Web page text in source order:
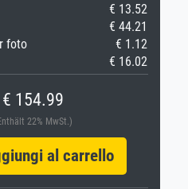
€ 13.52
€ 44.21
foto
€ 1.12
€ 16.02
€ 154.99
22% MwSt.)
al carrello